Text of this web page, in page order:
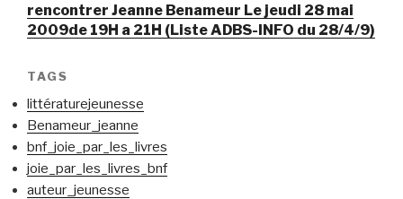
rencontrer Jeanne Benameur Le jeudi 28 mai
2009de 19H a 21H (Liste ADBS-INFO du 28/4/9)
TAGS
littératurejeunesse
Benameur_jeanne
bnf_joie_par_les_livres
joie_par_les_livres_bnf
auteur_jeunesse